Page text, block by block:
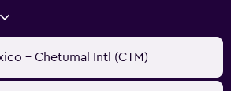
- Chetumal Intl (CTM)